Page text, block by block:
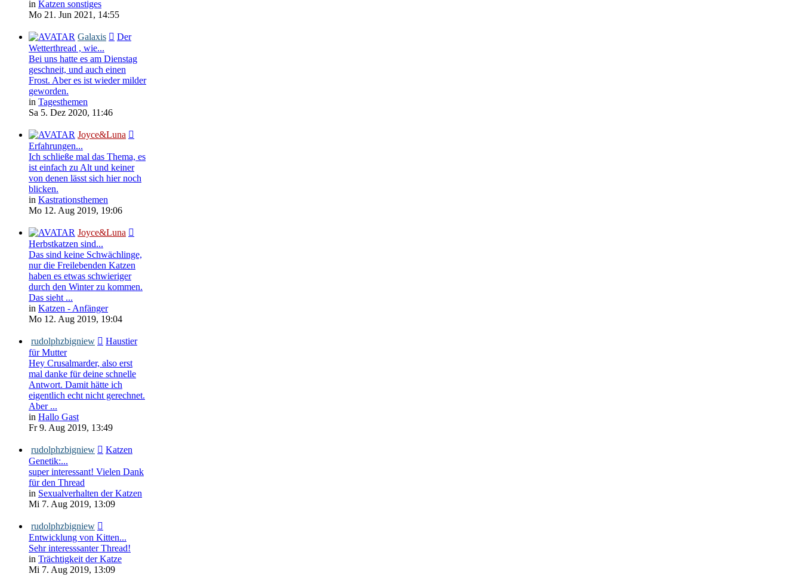
in Katzen sonstiges
Mo 21. Jun 2021, 14:55
Galaxis
Der
Wetterthread , wie...
Bei uns hatte es am Dienstag
geschneit, und auch einen
Frost. Aber es ist wieder milder
geworden.
in Tagesthemen
Sa 5. Dez 2020, 11:46
Joyce&Luna
Erfahrungen...
Ich schließe mal das Thema, es
ist einfach zu Alt und keiner
von denen lässt sich hier noch
blicken.
in Kastrationsthemen
Mo 12. Aug 2019, 19:06
Joyce&Luna
Herbstkatzen sind...
Das sind keine Schwächlinge,
nur die Freilebenden Katzen
haben es etwas schwieriger
durch den Winter zu kommen.
Das sieht ...
in Katzen - Anfänger
Mo 12. Aug 2019, 19:04
rudolphzbigniew
Haustier
für Mutter
Hey Crusalmarder, also erst
mal danke für deine schnelle
Antwort. Damit hätte ich
eigentlich echt nicht gerechnet.
Aber ...
in Hallo Gast
Fr 9. Aug 2019, 13:49
rudolphzbigniew
Katzen
Genetik:...
super interessant! Vielen Dank
für den Thread
in Sexualverhalten der Katzen
Mi 7. Aug 2019, 13:09
rudolphzbigniew
Entwicklung von Kitten...
Sehr interesssanter Thread!
in Trächtigkeit der Katze
Mi 7. Aug 2019, 13:09